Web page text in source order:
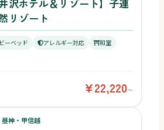
沢ホテル＆リゾート】子連
リゾート
ーベッド アレルギー対応
和室
¥22,220〜
神・甲信越